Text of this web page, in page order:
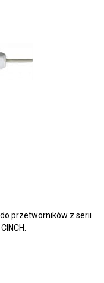
przetworników z serii